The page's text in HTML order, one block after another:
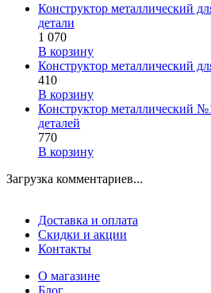
Конструктор металлический
детали
1 070
В корзину
Конструктор металлический
410
В корзину
Конструктор металлический
деталей
770
В корзину
Загрузка комментариев...
Доставка и оплата
Скидки и акции
Контакты
О магазине
Блог